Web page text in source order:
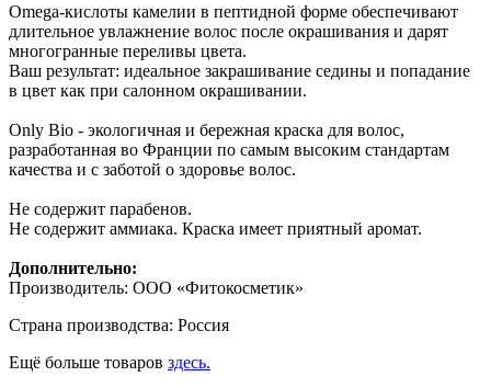
Omega-кислоты камелии в пептидной форме обеспечивают
длительное увлажнение волос после окрашивания и дарят
многогранные переливы цвета.
Ваш результат: идеальное закрашивание седины и попадание
в цвет как при салонном окрашивании.
Only Bio - экологичная и бережная краска для волос,
разработанная во Франции по самым высоким стандартам
качества и с заботой о здоровье волос.
Не содержит парабенов.
Не содержит аммиака. Краска имеет приятный аромат.
Дополнительно:
Производитель: ООО «Фитокосметик»
Страна производства: Россия
Ещё больше товаров здесь.